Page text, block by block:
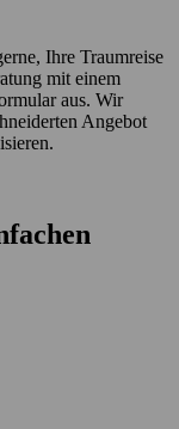
Ihre Traumreise
mit einem
aus. Wir
Angebot